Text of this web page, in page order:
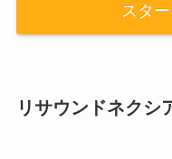
スタ
リサウンドネクシ